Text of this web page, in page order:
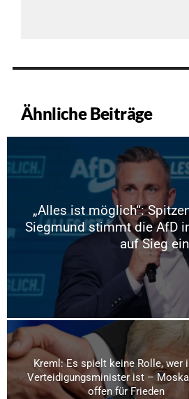
Ähnliche Beiträge
„Alles ist möglich“:
Siegmund stimmt die AfD
auf Sieg
Kreml: Es spielt keine Rolle, wer
Verteidigungsminister ist –
offen für Frieden